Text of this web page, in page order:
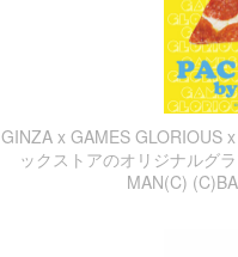
GINZA x GAMES GLORIOUS
ックストアのオリジナルグ
MAN(C)